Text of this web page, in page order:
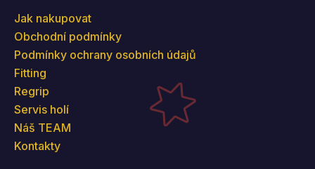
Jak nakupovat
Obchodní podmínky
Podmínky ochrany osobních údajů
Fitting
Regrip
Servis holí
Náš TEAM
Kontakty